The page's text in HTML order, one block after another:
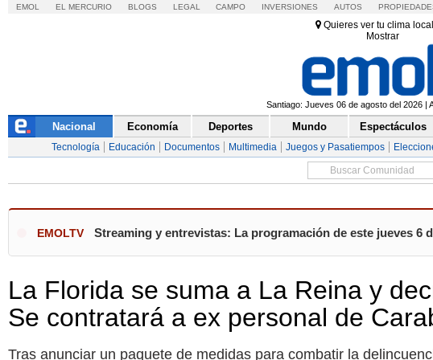
EMOL EL MERCURIO BLOGS LEGAL CAMPO INVERSIONES AUTOS
Quieres ver tu clima
Mostrar
Santiago: Jueves 06 de agosto del 2026 |
Nacional Economía Deportes Mundo Espectáculos
Tecnología Educación Documentos Multimedia Juegos y Pasatiempos
EMOLTV Streaming y entrevistas: La programación de este jueves 6
La Florida se suma a La Reina y
Se contratará a ex personal de
Tras anunciar un paquete de medidas para combatir la